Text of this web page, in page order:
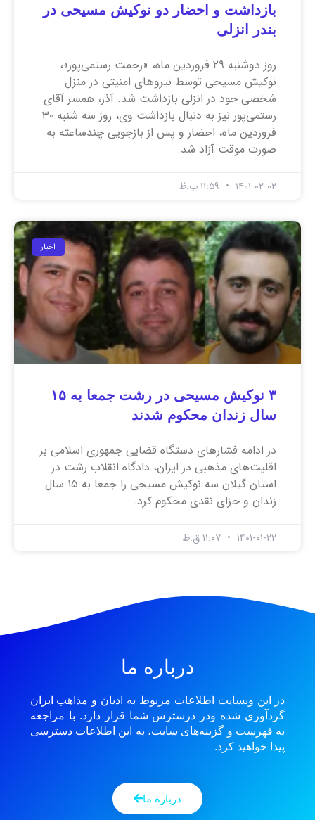
بازداشت و احضار دو نوکیش مسیحی در
بندر انزلی
روز دوشنبه ۲۹ فروردین ماه، «رحمت رستمی‌پور»،
نوکیش مسیحی توسط نیروهای امنیتی در منزل
شخصی خود در انزلی بازداشت شد. آذر، همسر آقای
رستمی‌پور نیز به دنبال بازداشت وی، روز سه شنبه ۳۰
فروردین ماه، احضار و پس از بازجویی چندساعته به
صورت موقت آزاد شد.
۱۴۰۱-۰۲-۰۲
اخبار
۳ نوکیش مسیحی در رشت جمعا به ۱۵
سال زندان محکوم شدند
در ادامه فشارهای دستگاه قضایی جمهوری اسلامی بر
اقلیت‌های مذهبی در ایران، دادگاه انقلاب رشت در
استان گیلان سه نوکیش مسیحی را جمعا به ۱۵ سال
زندان و جزای نقدی محکوم کرد.
۱۴۰۱-۰۱-۲۲
درباره ما
در این وبسایت اطلاعات مربوط به ادیان و مذاهب ایران
گردآوری شده ودر درسترس شما قرار دارد. با مراجعه
به فهرست و گزینه‌های سایت، به این اطلاعات دسترسی
پیدا خواهید کرد.
درباره ما